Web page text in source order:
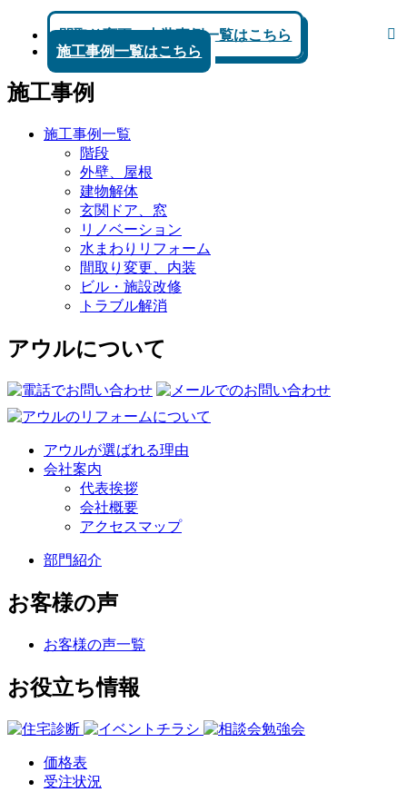
間取り変更、内装事例一覧はこちら
施工事例一覧はこちら
施工事例
施工事例一覧
階段
外壁、屋根
建物解体
玄関ドア、窓
リノベーション
水まわりリフォーム
間取り変更、内装
ビル・施設改修
トラブル解消
アウルについて
アウルが選ばれる理由
会社案内
代表挨拶
会社概要
アクセスマップ
部門紹介
お客様の声
お客様の声一覧
お役立ち情報
価格表
受注状況